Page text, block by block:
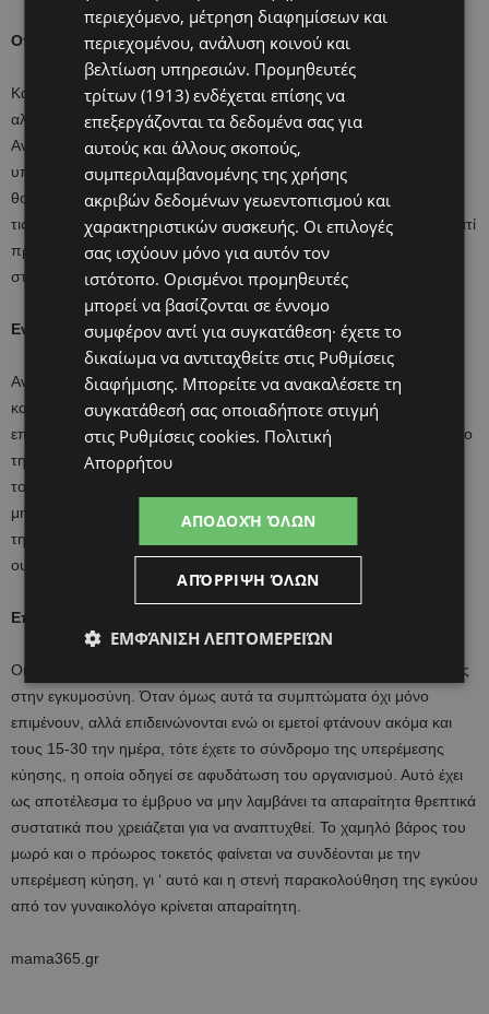
Οπτικές διαταραχές
Κατά την διάρκεια της εγκυμοσύνης, εξαιτίας των ορμονικών
αλλαγών, υπάρχει περίπτωση να επηρεαστεί η όραση της εγκύου.
Αν βλέπετε θολά ή εμφανίζονται λάμψεις φωτός, ενώ ταυτόχρονα
υποφέρετε από πονοκεφάλους και ναυτία, τότε πρέπει να
θορυβηθείτε καθώς είναι σημάδι της προεκλαμψίας. Είναι μία από
τις συνηθέστερες και πιο σοβαρές επιπλοκές στην εγκυμοσύνη γιατί
προκαλεί υψηλή πίεση στην μητέρα και αναπτυξιακά προβλήματα
στο μωρό.
Ενόχληση στην ούρηση
Αν νιώθετε κάψιμο, συχνοουρία, πόνο στην κάτω κοιλιακή χώρα
κατά την ούρηση τότε ενδέχεται να νοσείτε από ουρολοίμωξη. Η
επίπτωση της ουρολοίμωξης στην εγκυμοσύνη αυξάνει τον κίνδυνο
της οξείας πυελονεφρίτιδας που έχει ως συνέπεια τον πρόωρο
τοκετό, την εμφάνιση αναιμίας, υπέρτασης και προεκλαψίας στην
μητέρα. Συνήθως το συγκεκριμένο πρόβλημα εμφανίζεται μεταξύ
της 9ης και 17ης εβδομάδας λόγω των αλλαγών που υφίσταται το
ουροποιητικό σύστημα της εγκύου.
Επίμονη ναυτία και εμετός
Οι περισσότερες γυναίκες ταλαιπωρούνται από εμετούς και ναυτίες
στην εγκυμοσύνη. Όταν όμως αυτά τα συμπτώματα όχι μόνο
επιμένουν, αλλά επιδεινώνονται ενώ οι εμετοί φτάνουν ακόμα και
τους 15-30 την ημέρα, τότε έχετε το σύνδρομο της υπερέμεσης
κύησης, η οποία οδηγεί σε αφυδάτωση του οργανισμού. Αυτό έχει
ως αποτέλεσμα το έμβρυο να μην λαμβάνει τα απαραίτητα θρεπτικά
συστατικά που χρειάζεται για να αναπτυχθεί. Το χαμηλό βάρος του
μωρό και ο πρόωρος τοκετός φαίνεται να συνδέονται με την
υπερέμεση κύηση, γι ‘ αυτό και η στενή παρακολούθηση της εγκύου
από τον γυναικολόγο κρίνεται απαραίτητη.
mama365.gr
περιεχόμενο, μέτρηση διαφημίσεων και
περιεχομένου, ανάλυση κοινού και
βελτίωση υπηρεσιών. Προμηθευτές
τρίτων (1913) ενδέχεται επίσης να
επεξεργάζονται τα δεδομένα σας για
αυτούς και άλλους σκοπούς,
συμπεριλαμβανομένης της χρήσης
ακριβών δεδομένων γεωεντοπισμού και
χαρακτηριστικών συσκευής. Οι επιλογές
σας ισχύουν μόνο για αυτόν τον
ιστότοπο. Ορισμένοι προμηθευτές
μπορεί να βασίζονται σε έννομο
συμφέρον αντί για συγκατάθεση· έχετε το
δικαίωμα να αντιταχθείτε στις Ρυθμίσεις
διαφήμισης. Μπορείτε να ανακαλέσετε τη
συγκατάθεσή σας οποιαδήποτε στιγμή
στις Ρυθμίσεις cookies. Πολιτική
Απορρήτου
ΑΠΟΔΟΧΉ ΌΛΩΝ
ΑΠΌΡΡΙΨΗ ΌΛΩΝ
ΕΜΦΆΝΙΣΗ ΛΕΠΤΟΜΕΡΕΙΏΝ